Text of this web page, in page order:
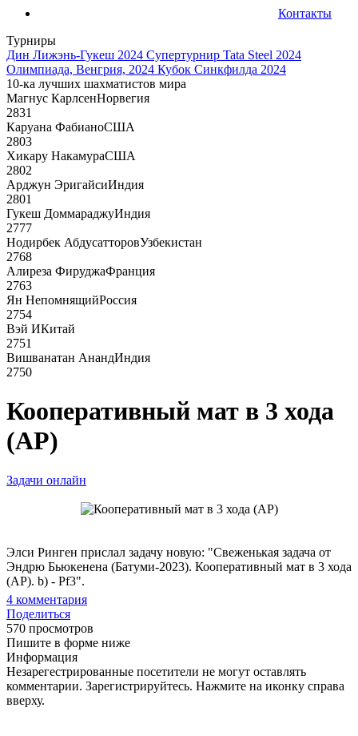
Контакты
Турниры
Дин Лижэнь-Гукеш 2024 Супертурнир Tata Steel 2024
Олимпиада, Венгрия, 2024 Кубок Синкфилда 2024
10-ка лучших шахматистов мира
Магнус КарлсенНорвегия
2831
Каруана ФабианоСША
2803
Хикару НакамураСША
2802
Арджун ЭригайсиИндия
2801
Гукеш ДоммараджуИндия
2777
Нодирбек АбдусатторовУзбекистан
2768
Алиреза ФируджаФранция
2763
Ян НепомнящийРоссия
2754
Вэй ИКитай
2751
Вишванатан АнандИндия
2750
Кооперативный мат в 3 хода
(АР)
Задачи онлайн
Элси Ринген прислал задачу новую: "Свеженькая задача от
Эндрю Бьюкенена (Батуми-2023). Кооперативный мат в 3 хода
(АР). b) - Pf3".
4 комментария
Поделиться
570 просмотров
Пишите в форме ниже
Информация
Незарегестрированные посетители не могут оставлять
комментарии. Зарегистрируйтесь. Нажмите на иконку справа
вверху.